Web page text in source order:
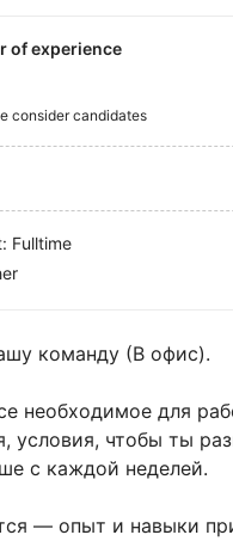
команду (В офис).
необходимое для
условия, чтобы ты
с каждой неделей.
— опыт и навыки
of experience
consider candidates
Fulltime